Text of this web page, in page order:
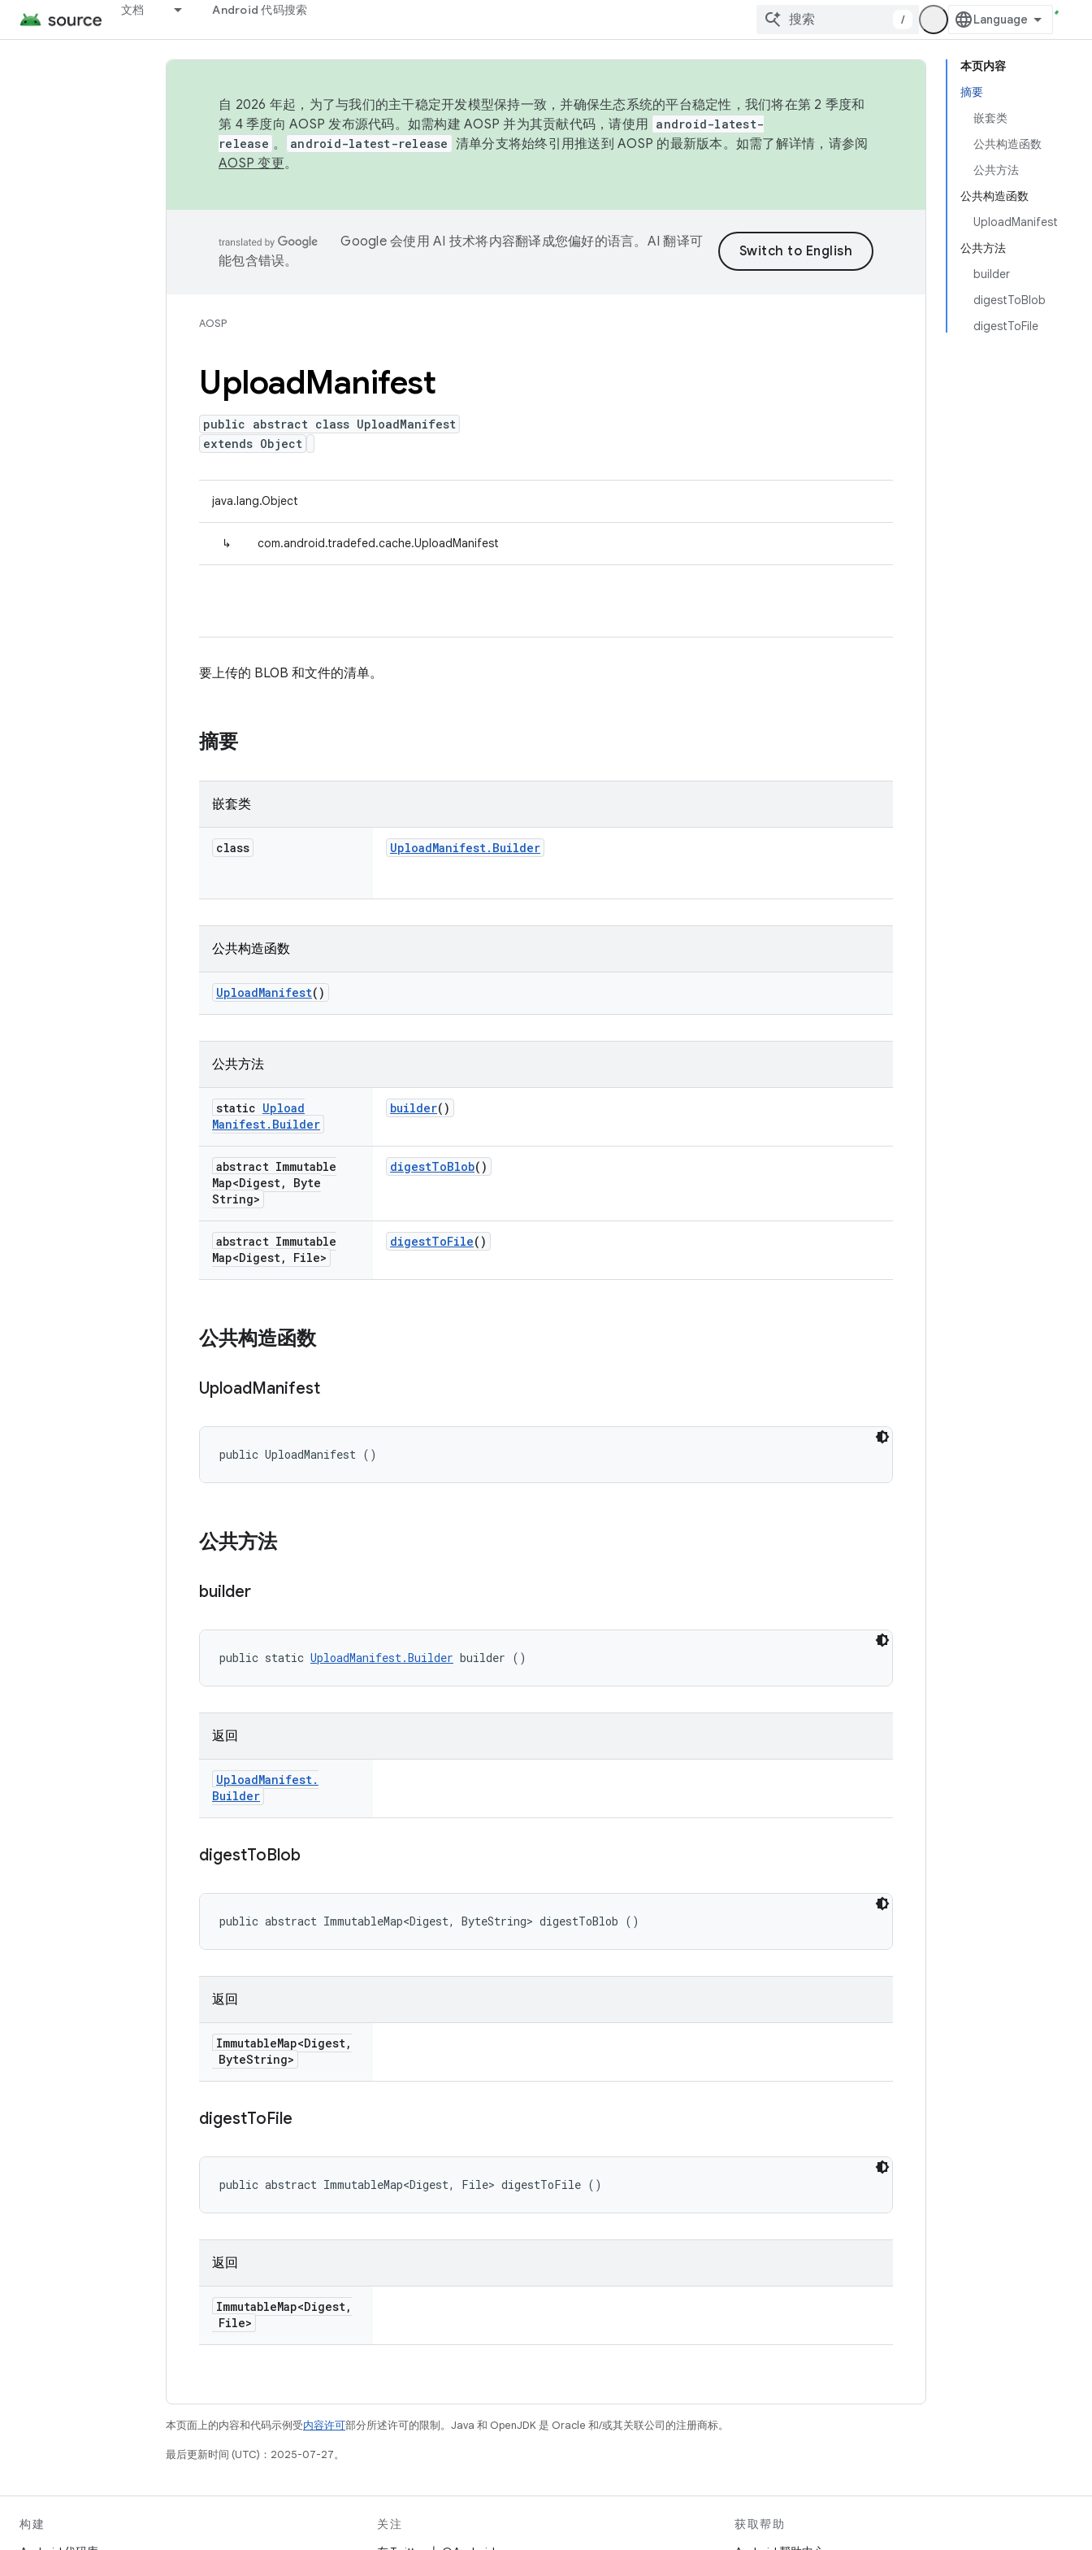
文档 Android 代码搜索
/
本页内容
摘要
嵌套类
公共构造函数
公共方法
公共构造函数
UploadManifest
公共方法
builder
digestToBlob
digestToFile
自 2026 年起，为了与我们的主干稳定开发模型保持一致，并确保生态系统的平台稳定性，我们将在第 2 季度和
第 4 季度向 AOSP 发布源代码。如需构建 AOSP 并为其贡献代码，请使用 android-latest-
release 。 android-latest-release 清单分支将始终引用推送到 AOSP 的最新版本。如需了解详情，请参阅
AOSP 变更。
Google 会使用 AI 技术将内容翻译成您偏好的语言。AI 翻译可
能包含错误。
AOSP
UploadManifest
public abstract class UploadManifest
extends Object
java.lang.Object
↳ com.android.tradefed.cache.UploadManifest
要上传的 BLOB 和文件的清单。
摘要
嵌套类
class UploadManifest. Builder
公共构造函数
UploadManifest()
公共方法
static Upload
Manifest. Builder
builder()
abstract Immutable
Map<Digest,
Byte
String>
digestToBlob()
abstract Immutable
Map<Digest, File>
digestToFile()
公共构造函数
UploadManifest
public UploadManifest ()
公共方法
builder
public static UploadManifest.Builder builder ()
返回
UploadManifest.
Builder
digestToBlob
public abstract ImmutableMap<Digest, ByteString> digestToBlob ()
返回
ImmutableMap<Digest,
ByteString>
digestToFile
public abstract ImmutableMap<Digest, File> digestToFile ()
返回
ImmutableMap<Digest,
File>
本页面上的内容和代码示例受内容许可部分所述许可的限制。Java 和 OpenJDK 是 Oracle 和/或其关联公司的注册商标。
最后更新时间 (UTC)：2025-07-27。
构建
关注
获取帮助